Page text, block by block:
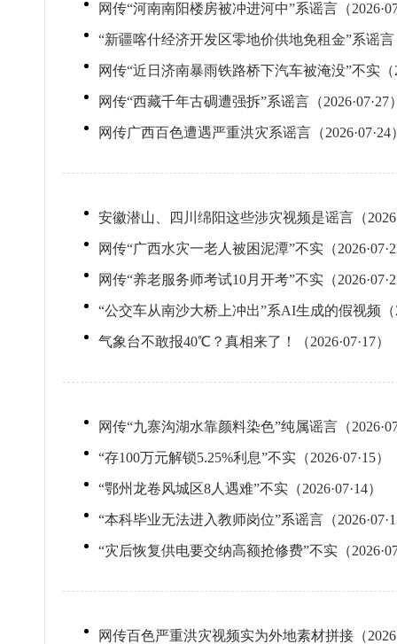
网传“河南南阳楼房被冲进河中”系谣言（
“新疆喀什经济开发区零地价供地免租金”系谣言
网传“近日济南暴雨铁路桥下汽车被淹没”不实（
网传“西藏千年古碉遭强拆”系谣言（2026·07·27
网传广西百色遭遇严重洪灾系谣言（2026·07·24
安徽潜山、四川绵阳这些涉灾视频是谣言（
网传“广西水灾一老人被困泥潭”不实（
网传“养老服务师考试10月开考”不实（
“公交车从南沙大桥上冲出”系AI生成的假视频（
气象台不敢报40℃？真相来了！（2026·07·17）
网传“九寨沟湖水靠颜料染色”纯属谣言（
“存100万元解锁5.25%利息”不实（2026·07·15）
“鄂州龙卷风城区8人遇难”不实（2026·07·14）
“本科毕业无法进入教师岗位”系谣言（
“灾后恢复供电要交纳高额抢修费”不实（
网传百色严重洪灾视频实为外地素材拼接（